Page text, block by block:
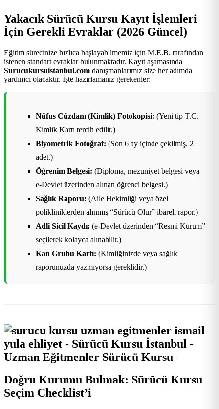
Yakacık Sürücü Kursu Kayıt İşlemleri
İçin Gerekli Evraklar (2026 Güncel)
Eğitim sürecinize hızlıca başlayabilmemiz için M.E.B. tarafından
istenen standart evraklar bulunmaktadır. Kayıt aşamasında
Surucukursuistanbul.com danışmanlarımız size her adımda
yardımcı olacaktır. İşte hazırlamanız gerekenler:
Nüfus Cüzdanı (Kimlik) Fotokopisi: (Yeni tip T.C.
Kimlik Kartı tercih edilir.)
Biyometrik Fotoğraf: (Son 6 ay içinde çekilmiş, 2
adet.)
Öğrenim Belgesi: (Diploma, mezuniyet belgesi veya
e-Devlet üzerinden alınan öğrenci belgesi.)
Sağlık Raporu: (Aile Hekimliği veya özel
polikliniklerden alınmış “Sürücü Olur” ibareli rapor.)
Adli Sicil Kaydı: (e-Devlet üzerinden “Resmi Kurum”
seçilerek kolayca alınabilir.)
Kan Grubu Kartı: (Kimliğinizde veya sağlık
raporunuzda yazmıyorsa gereklidir.)
Doğru Kurumu Bulmak: Sürücü Kursu
Seçim Checklist’i